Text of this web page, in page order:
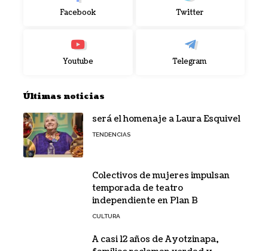
Facebook Twitter
Youtube Telegram
Últimas noticias
será el homenaje a Laura Esquivel
TENDENCIAS
Colectivos de mujeres impulsan
temporada de teatro
independiente en Plan B
CULTURA
A casi 12 años de Ayotzinapa,